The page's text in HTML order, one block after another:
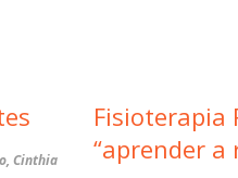
Cinthia
Fisioterapia
“aprender a